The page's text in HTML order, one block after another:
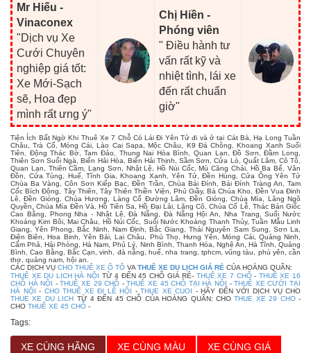
Mr Hiếu -
Vinaconex
"Dịch vụ Xe
Cưới Chuyên
nghiệp giá tốt:
Xe Mới-Sạch
sẽ, Hoa đẹp
mình rất ưng ý"
Chị Hiền -
Phóng viên
" Điều hành tư
vấn rất kỹ và
nhiệt tình, lái xe
đến rất chuẩn
giờ"
Tiện Ích Bất Ngờ Khi Thuê Xe 7 Chỗ Có Lái Đi Yên Tử đi và ở tại Cát Bà, Hạ Long Tuần
Châu, Trà Cổ, Móng Cái, Lào Cai Sapa, Mộc Châu, K9 Đá Chông, Khoang Xanh Suối
Tiên, Động Thác Bờ, Tam Đảo, Thung Nai Hòa Bình, Quan Lạn, Đồ Sơn, Đầm Long,
Thiên Sơn Suối Ngà, Biển Hải Hòa, Biển Hải Thịnh, Sầm Sơn, Cửa Lò, Quất Lâm, Cô Tô,
Quan Lạn, Thiên Cầm, Lạng Sơn, Nhật Lệ, Hồ Núi Cốc, Mù Căng Chải, Hồ Ba Bể, Vân
Đồn, Cửa Tùng, Huế, Tĩnh Gia, Khoang Xanh, Yên Tử, Đền Hùng, Cửa Ông Yên Tử
Chùa Ba Vàng, Côn Sơn Kiếp Bạc, Đền Trần, Chùa Bái Đính, Bái Đính Tràng An, Tam
Cốc Bích Động, Tây Thiên, Tây Thiên Thiền Viện, Phủ Giầy, Bà Chúa Kho, Đền Vua Đinh
Lê, Đền Gióng, Chùa Hương, Làng Cổ Đường Lâm, Đền Gióng, Chùa Mía, Lăng Ngô
Quyền, Chùa Mía Đền Và, Hồ Tiên Sa, Hồ Đại Lải, Lăng Cô, Chùa Cổ Lễ, Thác Bản Giốc
Cao Bằng, Phong Nha - Nhật Lệ, Đà Nẵng, Đà Nẵng Hội An, Nha Trang, Suối Nước
Khoáng Kim Bôi, Mai Châu, Hồ Núi Cốc, Suối Nước Khoáng Thanh Thủy, Tuần Mẫu Linh
Giang, Yên Phong, Bắc Ninh, Nam Định, Bắc Giang, Thái Nguyên Sam Sung, Sơn La,
Điện Biên, Hoa Binh, Yên Bái, Lai Châu, Phú Thọ, Hưng Yên, Móng Cái, Quảng Ninh,
Cẩm Phả, Hải Phòng, Hà Nam, Phủ Lý, Ninh Bình, Thanh Hóa, Nghệ An, Hà Tĩnh, Quảng
Bình, Cao Bằng, Bắc Cạn, vinh, đà nẵng, huế, nha trang, tphcm, vũng tàu, phú yên, cần
thơ, quảng nam, hội an.
CÁC DỊCH VỤ CHO THUÊ XE Ô TÔ VA THUÊ XE DU LỊCH GIÁ RẺ CỦA HOÀNG QUÂN:
THUÊ XE DU LỊCH HÀ NỘI TỪ 4 ĐẾN 45 CHỖ GIÁ RẺ- THUÊ XE 7 CHỖ- THUÊ XE 16
CHỖ HÀ NỘI -THUÊ XE 29 CHỖ -THUÊ XE 45 CHỖ TẠI HÀ NỘI -THUÊ XE CƯỚI TẠI
HÀ NỘI - CHO THUÊ XE ĐI LỄ HỘI -THUE XE CUOI - HÃY ĐẾN VỚI DỊCH VỤ CHO
THUE XE DU LICH TỪ 4 ĐẾN 45 CHỖ CỦA HOÀNG QUÂN: CHOTHUE XE 29 CHO-
CHO THUÊ XE 45 CHỖ -
Tags:
XE CÙNG HÃNG XE CÙNG MÀU
XE CÙNG GIÁ